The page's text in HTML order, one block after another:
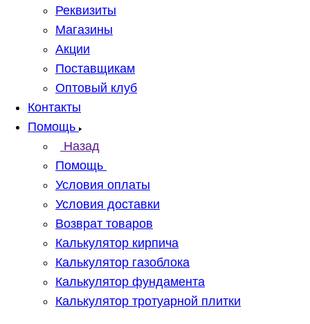
Реквизиты
Магазины
Акции
Поставщикам
Оптовый клуб
Контакты
Помощь
Назад
Помощь
Условия оплаты
Условия доставки
Возврат товаров
Калькулятор кирпича
Калькулятор газоблока
Калькулятор фундамента
Калькулятор тротуарной плитки